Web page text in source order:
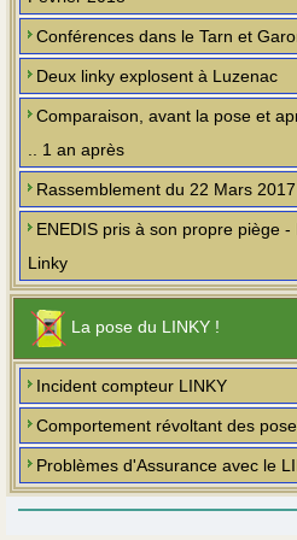
Conférences dans le Tarn et
Deux linky explosent à Luzenac
Comparaison, avant la pose et
.. 1 an après
Rassemblement du 22 Mars 2017
ENEDIS pris à son propre piège -
Linky
La pose du LINKY !
Incident compteur LINKY
Comportement révoltant des
Problèmes d'Assurance avec le